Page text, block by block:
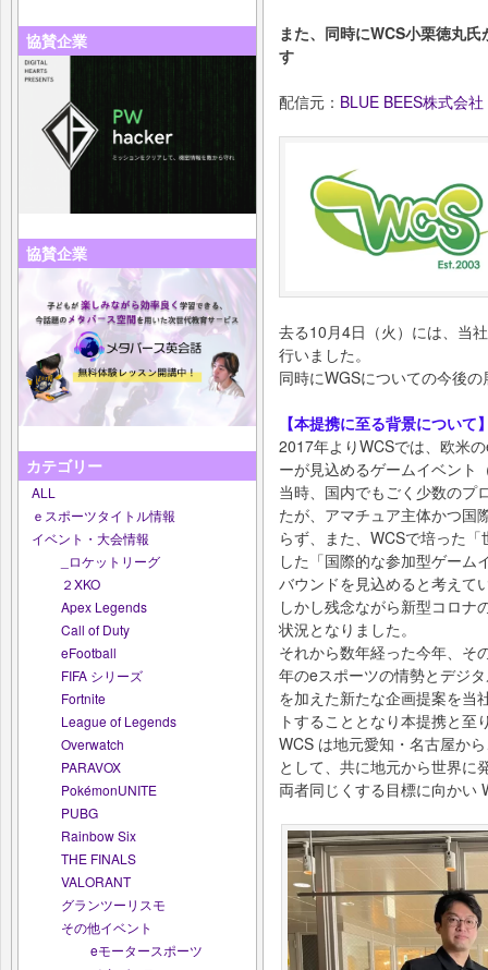
協賛企業
協賛企業
カテゴリー
ALL
ｅスポーツタイトル情報
イベント・大会情報
_ロケットリーグ
２XKO
Apex Legends
Call of Duty
eFootball
FIFA シリーズ
Fortnite
League of Legends
Overwatch
PARAVOX
PokémonUNITE
PUBG
Rainbow Six
THE FINALS
VALORANT
グランツーリスモ
その他イベント
eモータースポーツ
また、同時にWCS小栗徳丸
す
配信元： BLUE BEES株式会社
去る10月4日（火）には、当
行いました。
同時にWGSについての今後
【本提携に至る背景について
2017年よりWCSでは、欧米
ーが見込めるゲームイベント
当時、国内でもごく少数のプ
たが、アマチュア主体かつ国
らず、また、WCSで培った
した「国際的な参加型ゲーム
バウンドを見込めると考えて
しかし残念ながら新型コロナ
状況となりました。
それから数年経った今年、そ
年のeスポーツの情勢とデジ
を加えた新たな企画提案を当
トすることとなり本提携と至
WCS は地元愛知・名古屋か
として、共に地元から世界に
両者同じくする目標に向かい